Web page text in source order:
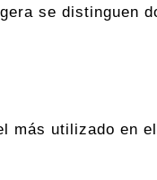
se distinguen
más utilizado en